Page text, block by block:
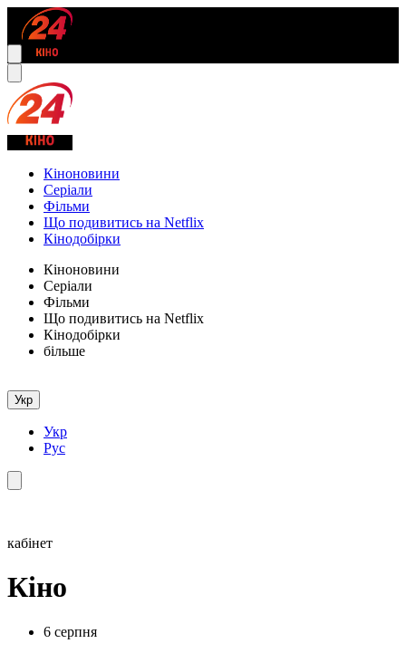
Кіноновини
Серіали
Фільми
Що подивитись на Netflix
Кінодобірки
Кіноновини
Серіали
Фільми
Що подивитись на Netflix
Кінодобірки
більше
Укр
Укр
Рус
кабінет
Кіно
6 серпня